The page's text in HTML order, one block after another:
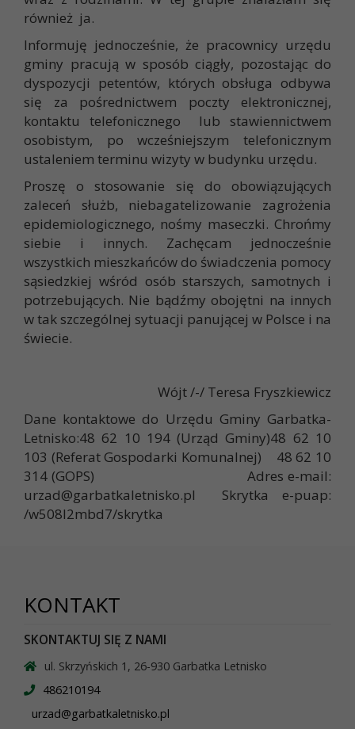
również ja.
Informuję jednocześnie, że pracownicy urzędu
gminy pracują w sposób ciągły, pozostając do
dyspozycji petentów, których obsługa odbywa
się za pośrednictwem poczty elektronicznej,
kontaktu telefonicznego lub stawiennictwem
osobistym, po wcześniejszym telefonicznym
ustaleniem terminu wizyty w budynku urzędu.
Proszę o stosowanie się do obowiązujących
zaleceń służb, niebagatelizowanie zagrożenia
epidemiologicznego, nośmy maseczki. Chrońmy
siebie i innych. Zachęcam jednocześnie
wszystkich mieszkańców do świadczenia pomocy
sąsiedzkiej wśród osób starszych, samotnych i
potrzebujących. Nie bądźmy obojętni na innych
w tak szczególnej sytuacji panującej w Polsce i na
świecie.
Wójt /-/ Teresa Fryszkiewicz
Dane kontaktowe do Urzędu Gminy Garbatka-
Letnisko:48 62 10 194 (Urząd Gminy)48 62 10
103 (Referat Gospodarki Komunalnej) 48 62 10
314 (GOPS) Adres e-mail:
urzad@garbatkaletnisko.pl Skrytka e-puap:
/w508l2mbd7/skrytka
KONTAKT
SKONTAKTUJ SIĘ Z NAMI
ul. Skrzyńskich 1, 26-930 Garbatka Letnisko
486210194
urzad@garbatkaletnisko.pl